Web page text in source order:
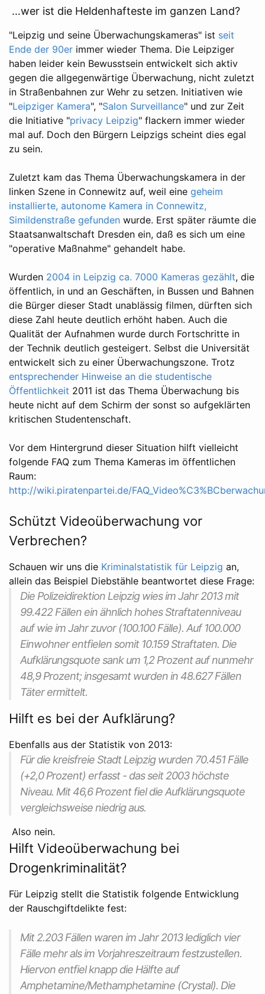
…wer ist die Heldenhafteste im ganzen Land?
"Leipzig und seine Überwachungskameras" ist seit
Ende der 90er immer wieder Thema. Die Leipziger
haben leider kein Bewusstsein entwickelt sich aktiv
gegen die allgegenwärtige Überwachung, nicht zuletzt
in Straßenbahnen zur Wehr zu setzen. Initiativen wie
"Leipziger Kamera", "Salon Surveillance" und zur Zeit
die Initiative "privacy Leipzig" flackern immer wieder
mal auf. Doch den Bürgern Leipzigs scheint dies egal
zu sein.
Zuletzt kam das Thema Überwachungskamera in der
linken Szene in Connewitz auf, weil eine geheim
installierte, autonome Kamera in Connewitz,
Simildenstraße gefunden wurde. Erst später räumte die
Staatsanwaltschaft Dresden ein, daß es sich um eine
"operative Maßnahme" gehandelt habe.
Wurden 2004 in Leipzig ca. 7000 Kameras gezählt, die
öffentlich, in und an Geschäften, in Bussen und Bahnen
die Bürger dieser Stadt unablässig filmen, dürften sich
diese Zahl heute deutlich erhöht haben. Auch die
Qualität der Aufnahmen wurde durch Fortschritte in
der Technik deutlich gesteigert. Selbst die Universität
entwickelt sich zu einer Überwachungszone. Trotz
entsprechender Hinweise an die studentische
Öffentlichkeit 2011 ist das Thema Überwachung bis
heute nicht auf dem Schirm der sonst so aufgeklärten
kritischen Studentenschaft.
Vor dem Hintergrund dieser Situation hilft vielleicht
folgende FAQ zum Thema Kameras im öffentlichen
Raum:
http://wiki.piratenpartei.de/
Schützt Videoüberwachung vor
Verbrechen?
Schauen wir uns die Kriminalstatistik für Leipzig an,
allein das Beispiel Diebstähle beantwortet diese Frage:
Die Polizeidirektion Leipzig wies im Jahr 2013 mit
99.422 Fällen ein ähnlich hohes Straftatenniveau
auf wie im Jahr zuvor (100.100 Fälle). Auf 100.000
Einwohner entfielen somit 10.159 Straftaten. Die
Aufklärungsquote sank um 1,2 Prozent auf nunmehr
48,9 Prozent; insgesamt wurden in 48.627 Fällen
Täter ermittelt.
Hilft es bei der Aufklärung?
Ebenfalls aus der Statistik von 2013:
Für die kreisfreie Stadt Leipzig wurden 70.451 Fälle
(+2,0 Prozent) erfasst - das seit 2003 höchste
Niveau. Mit 46,6 Prozent fiel die Aufklärungsquote
vergleichsweise niedrig aus.
Also nein.
Hilft Videoüberwachung bei
Drogenkriminalität?
Für Leipzig stellt die Statistik folgende Entwicklung
der Rauschgiftdelikte fest:
Mit 2.203 Fällen waren im Jahr 2013 lediglich vier
Fälle mehr als im Vorjahreszeitraum festzustellen.
Hiervon entfiel knapp die Hälfte auf
Amphetamine/Methamphetamine (Crystal). Die